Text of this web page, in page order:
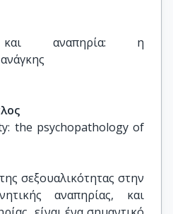
και αναπηρία: η
the psychopathology of
σεξουαλικότητας στην
αναπηρίας, και